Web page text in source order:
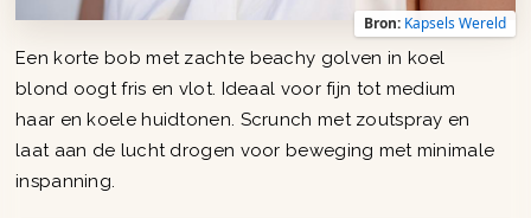
Bron: Kapsels Wereld
Een korte bob met zachte beachy golven in koel
blond oogt fris en vlot. Ideaal voor fijn tot medium
haar en koele huidtonen. Scrunch met zoutspray en
laat aan de lucht drogen voor beweging met minimale
inspanning.